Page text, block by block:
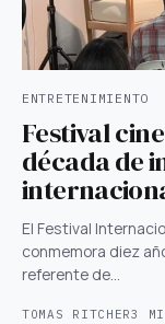
ENTRETENIMIENTO
Festival
década de
El Festival
conmemora diez
referente de…
TOMAS RITCHER3